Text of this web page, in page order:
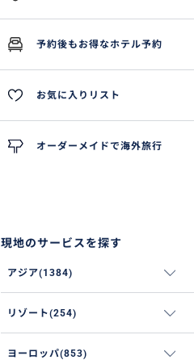
予約後もお得なホテル予約
お気に入りリスト
オーダーメイドで海外旅行
現地のサービスを探す
アジア(1384)
リゾート(254)
ヨーロッパ(853)